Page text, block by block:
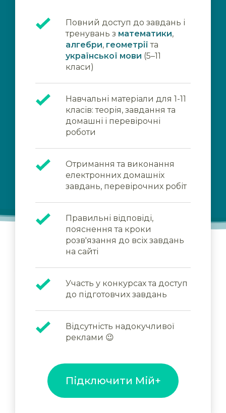
Повний доступ до завдань і
тренувань з математики,
алгебри, геометрії та
української мови (5–11
класи)
Навчальні матеріали для 1-11
класів: теорія, завдання та
домашні і перевірочні
роботи
Отримання та виконання
електронних домашніх
завдань, перевірочних робіт
Правильні відповіді,
пояснення та кроки
розв'язання до всіх завдань
на сайті
Участь у конкурсах та доступ
до підготовчих завдань
Відсутність надокучливої
реклами 😉
Підключити Мій+